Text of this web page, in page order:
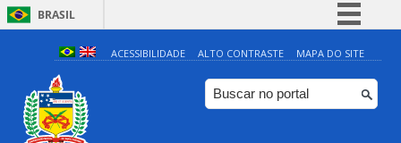
BRASIL
Simplifique!
Comunica BR
Participe
ACESSIBILIDADE ALTO CONTRASTE MAPA DO SITE